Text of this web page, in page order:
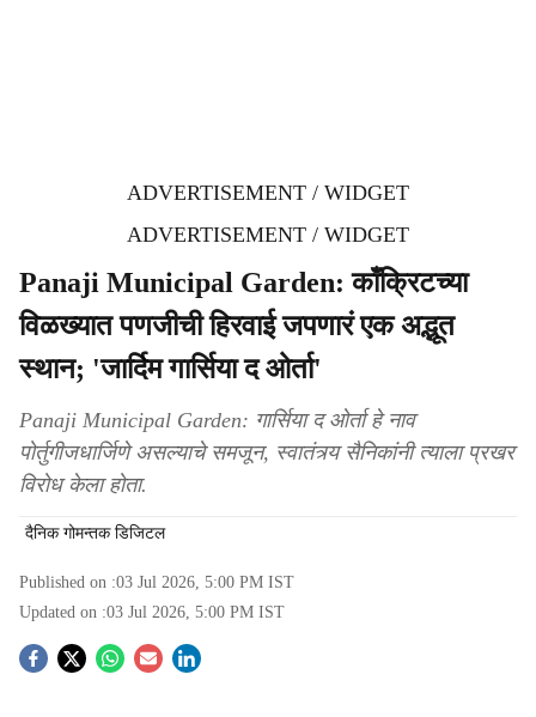
ADVERTISEMENT / WIDGET
ADVERTISEMENT / WIDGET
Panaji Municipal Garden: काँक्रिटच्या
विळख्यात पणजीची हिरवाई जपणारं एक अद्भूत
स्थान; 'जार्दिम गार्सिया द ओर्ता'
Panaji Municipal Garden: गार्सिया द ओर्ता हे नाव
पोर्तुगीजधार्जिणे असल्याचे समजून, स्वातंत्र्य सैनिकांनी त्याला प्रखर
विरोध केला होता.
दैनिक गोमन्तक डिजिटल
Published on :03 Jul 2026, 5:00 PM IST
Updated on :03 Jul 2026, 5:00 PM IST
S